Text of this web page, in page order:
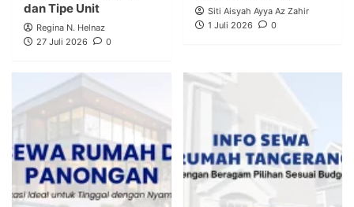
dan Tipe Unit
Regina N. Helnaz
27 Juli 2026
0
Siti Aisyah Ayya Az Zahir
1 Juli 2026
0